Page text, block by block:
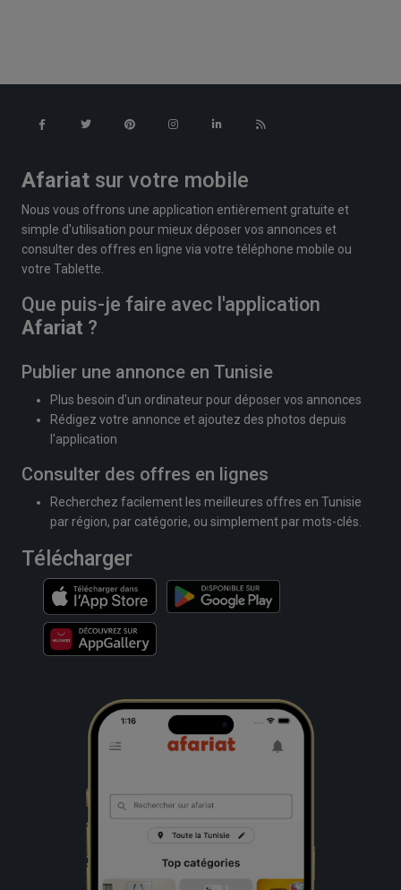
Afariat sur votre mobile
Nous vous offrons une application entièrement gratuite et
simple d'utilisation pour mieux déposer vos annonces et
consulter des offres en ligne via votre téléphone mobile ou
votre Tablette.
Que puis-je faire avec l'application
Afariat ?
Publier une annonce en Tunisie
Plus besoin d'un ordinateur pour déposer vos annonces
Rédigez votre annonce et ajoutez des photos depuis
l'application
Consulter des offres en lignes
Recherchez facilement les meilleures offres en Tunisie
par région, par catégorie, ou simplement par mots-clés.
Télécharger